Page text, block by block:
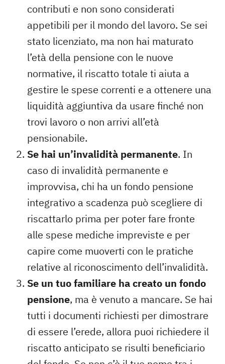
contributi e non sono considerati
appetibili per il mondo del lavoro. Se sei
stato licenziato, ma non hai maturato
l’età della pensione con le nuove
normative, il riscatto totale ti aiuta a
gestire le spese correnti e a ottenere una
liquidità aggiuntiva da usare finché non
trovi lavoro o non arrivi all’età
pensionabile.
Se hai un’invalidità permanente. In
caso di invalidità permanente e
improvvisa, chi ha un fondo pensione
integrativo a scadenza può scegliere di
riscattarlo prima per poter fare fronte
alle spese mediche impreviste e per
capire come muoverti con le pratiche
relative al riconoscimento dell’invalidità.
Se un tuo familiare ha creato un fondo
pensione, ma è venuto a mancare. Se hai
tutti i documenti richiesti per dimostrare
di essere l’erede, allora puoi richiedere il
riscatto anticipato se risulti beneficiario